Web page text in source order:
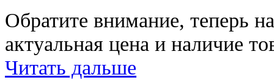
Обратите внимание, теперь
актуальная цена и наличие
Читать дальше